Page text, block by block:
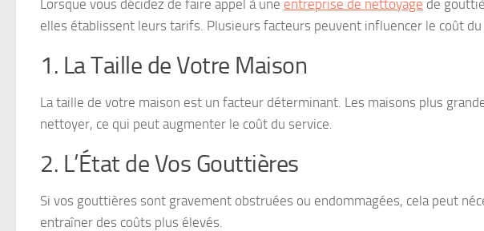
Lorsque vous décidez de faire appel à une entreprise de nettoyage de
elles établissent leurs tarifs. Plusieurs facteurs peuvent influencer le coût
1. La Taille de Votre Maison
La taille de votre maison est un facteur déterminant. Les maisons plus
nettoyer, ce qui peut augmenter le coût du service.
2. L’État de Vos Gouttières
Si vos gouttières sont gravement obstruées ou endommagées, cela peut
entraîner des coûts plus élevés.